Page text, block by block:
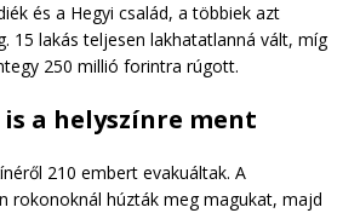
és a Hegyi család, a többiek azt
15 lakás teljesen lakhatatlanná vált, míg
250 millió forintra rúgott.
is a helyszínre ment
210 embert evakuáltak. A
rokonoknál húzták meg magukat, majd